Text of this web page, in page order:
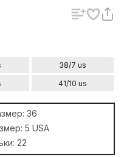
38/7 us
41/10 us
36
5 USA
22